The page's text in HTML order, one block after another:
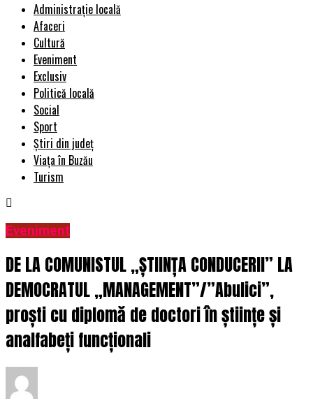
Administrație locală
Afaceri
Cultură
Eveniment
Exclusiv
Politică locală
Social
Sport
Știri din județ
Viața în Buzău
Turism
Eveniment
DE LA COMUNISTUL „ȘTIINȚA CONDUCERII” LA
DEMOCRATUL „MANAGEMENT”/”Abulici”,
proști cu diplomă de doctori în științe și
analfabeți funcționali